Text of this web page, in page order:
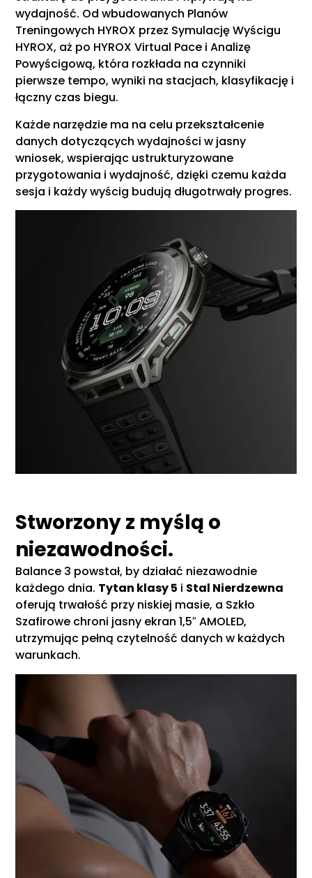
wydajność. Od wbudowanych Planów
Treningowych HYROX przez Symulację Wyścigu
HYROX, aż po HYROX Virtual Pace i Analizę
Powyścigową, która rozkłada na czynniki
pierwsze tempo, wyniki na stacjach, klasyfikację i
łączny czas biegu.
Każde narzędzie ma na celu przekształcenie
danych dotyczących wydajności w jasny
wniosek, wspierając ustrukturyzowane
przygotowania i wydajność, dzięki czemu każda
sesja i każdy wyścig budują długotrwały progres.
Stworzony z myślą o
niezawodności.
Balance 3 powstał, by działać niezawodnie
każdego dnia. Tytan klasy 5 i Stal Nierdzewna
oferują trwałość przy niskiej masie, a Szkło
Szafirowe chroni jasny ekran 1,5″ AMOLED,
utrzymując pełną czytelność danych w każdych
warunkach.